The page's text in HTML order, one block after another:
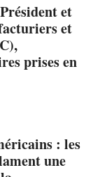
et
et
prises en
: les
une